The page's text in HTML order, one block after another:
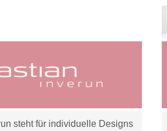
steht für individuelle Designs